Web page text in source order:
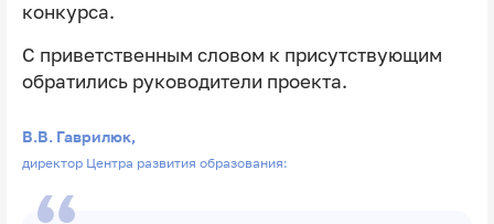
конкурса.
С приветственным словом к присутствующим
обратились руководители проекта.
В.В. Гаврилюк,
директор Центра развития образования: